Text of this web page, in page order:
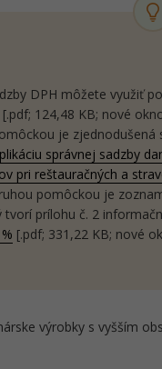
DPH môžete využiť
[.pdf; 124,48 KB; nové
je
správnej sadzby
pri reštauračných a
pomôckou je
prílohu č. 2
[.pdf; 331,22 KB; nové
výrobky s vyšším